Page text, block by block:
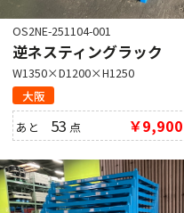
OS2NE-251104-001
逆ネスティングラック
W1350×D1200×H1250
大阪
あと 53 点 ￥9,900